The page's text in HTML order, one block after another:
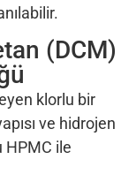
(DCM)
klorlu bir
ve hidrojen
HPMC ile